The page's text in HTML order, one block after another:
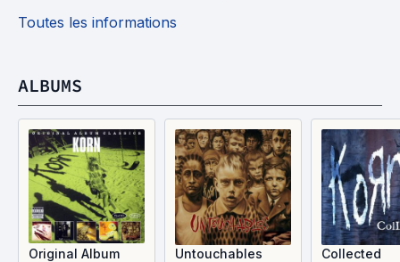
Toutes les informations
ALBUMS
Original Album
Untouchables Collected